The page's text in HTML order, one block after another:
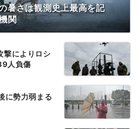
暑さは観測史上最高を記
関
撃によりロシ
人負傷
に勢力弱まる